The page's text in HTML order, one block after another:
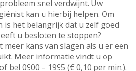
snel verdwijnt. Uw
kan u hierbij helpen. Om
is het belangrijk dat u zelf goed
u besloten te stoppen?
meer kans van slagen als u er een
Meer informatie vindt u op
bel 0900 – 1995 (€ 0,10 per min.).